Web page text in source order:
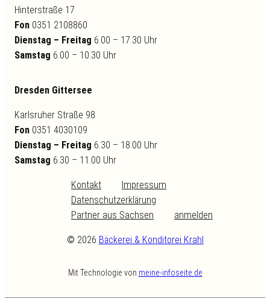
Hinterstraße 17
Fon 0351 2108860
Dienstag – Freitag 6.00 – 17.30 Uhr
Samstag 6.00 – 10.30 Uhr
Dresden Gittersee
Karlsruher Straße 98
Fon 0351 4030109
Dienstag – Freitag 6.30 – 18.00 Uhr
Samstag 6.30 – 11.00 Uhr
Kontakt
Impressum
Datenschutzerklärung
Partner aus Sachsen
anmelden
© 2026 Bäckerei & Konditorei Krahl
Mit Technologie von meine-infoseite.de